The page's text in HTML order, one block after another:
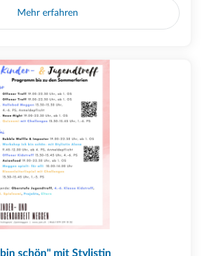
Mehr erfahren
schön" mit Stylistin